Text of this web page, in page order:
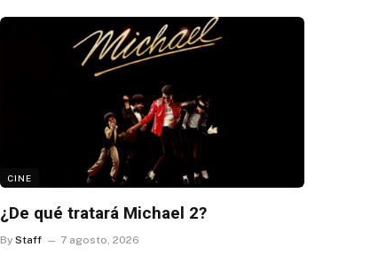
CINE
¿De qué tratará Michael 2?
By Staff 7 agosto, 2026